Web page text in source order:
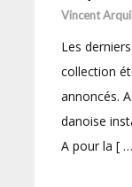
Vincent
Les
collection
annoncés.
danoise
A pour la [